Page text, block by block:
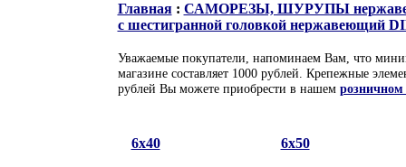
Главная: САМОРЕЗЫ, ШУРУПЫ
с шестигранной головкой нержавеющий
Уважаемые покупатели, напоминаем Вам, что
магазине составляет 1000 рублей. Крепежные
рублей Вы можете приобрести в нашем розничном
6x40 6x50